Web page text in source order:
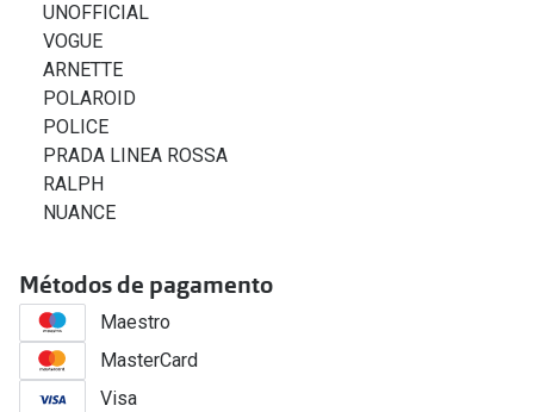
UNOFFICIAL
VOGUE
ARNETTE
POLAROID
POLICE
PRADA LINEA ROSSA
RALPH
NUANCE
Métodos de pagamento
Maestro
MasterCard
Visa